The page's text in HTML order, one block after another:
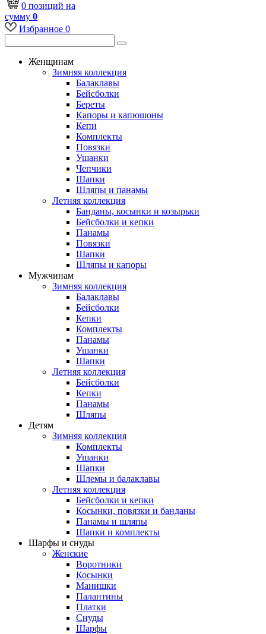
0 позиций на
сумму 0
Избранное 0
Женщинам
Зимняя коллекция
Балаклавы
Бейсболки
Береты
Капоры и капюшоны
Кепи
Комплекты
Повязки
Ушанки
Чепчики
Шапки
Шляпы и панамы
Летняя коллекция
Банданы, косынки и козырьки
Бейсболки и кепки
Панамы
Повязки
Шапки
Шляпы и капоры
Мужчинам
Зимняя коллекция
Балаклавы
Бейсболки
Кепки
Комплекты
Панамы
Ушанки
Шапки
Летняя коллекция
Бейсболки
Кепки
Панамы
Шляпы
Детям
Зимняя коллекция
Комплекты
Ушанки
Шапки
Шлемы и балаклавы
Летняя коллекция
Бейсболки и кепки
Косынки, повязки и банданы
Панамы и шляпы
Шапки и комплекты
Шарфы и снуды
Женские
Воротники
Косынки
Манишки
Палантины
Платки
Снуды
Шарфы